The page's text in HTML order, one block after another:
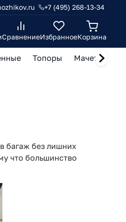
+7 (495) 268-13-34
СравнениеИзбранноеКорзина
Топоры Мачете,
багаж без лишних
что большинство